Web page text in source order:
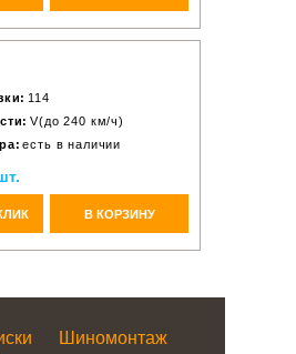
114
V(до 240 км/ч)
есть в наличии
В КОРЗИНУ
Шиномонтаж